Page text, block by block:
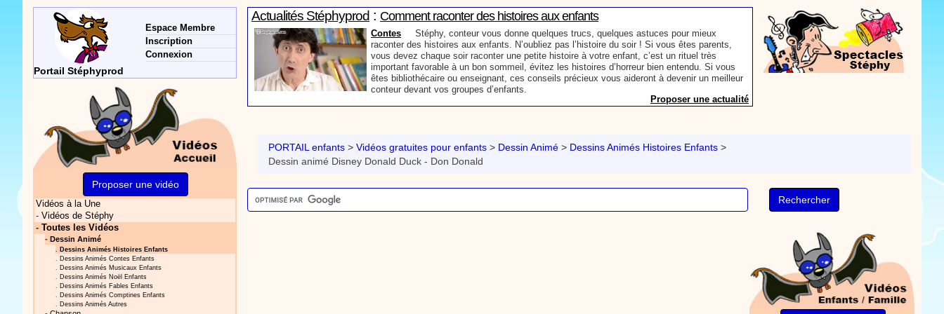
Actualités Stéphyprod : Comment raconter des histoires aux enfants
Contes Stéphy, conteur vous donne quelques trucs, quelques astuces pour mieux
raconter des histoires aux enfants. N’oubliez pas l’histoire du soir ! Si vous êtes parents,
vous devez chaque soir raconter une petite histoire à votre enfant, c’est un rituel très
important favorable à un bon sommeil, évitez les histoires d’horreur bien entendu. Si vous
êtes bibliothécaire ou enseignant, ces conseils précieux vous aideront à devenir un meilleur
conteur devant vos groupes d’enfants.
Proposer une actualité
enseignants et les enfants. Animation d'une activité manuelle pour les enfants. Atelier de peinture et de
graphisme.
Vidéos Stéphyprod:Cœur en papier - Tutoriel destiné aux enfants
PORTAIL enfants > Vidéos gratuites pour enfants > Dessin Animé > Dessins Animés Histoires Enfants >
Dessin animé Disney Donald Duck - Don Donald
Portail Stéphyprod
Espace Membre
Inscription
Connexion
Proposer une vidéo
Vidéos à la Une
- Vidéos de Stéphy
- Toutes les Vidéos
- Dessin Animé
. Dessins Animés Histoires Enfants
. Dessins Animés Contes Enfants
. Dessins Animés Musicaux Enfants
. Dessins Animés Noël Enfants
. Dessins Animés Fables Enfants
. Dessins Animés Comptines Enfants
. Dessins Animés Autres